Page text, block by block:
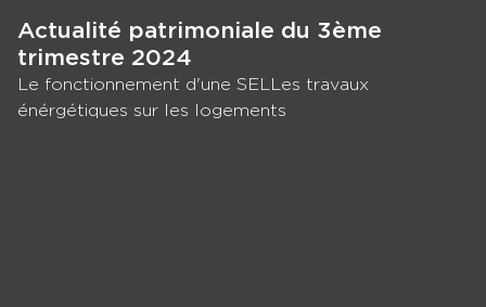
Actualité patrimoniale du 3ème
trimestre 2024
Le fonctionnement d'une SELLes travaux
énérgétiques sur les logements